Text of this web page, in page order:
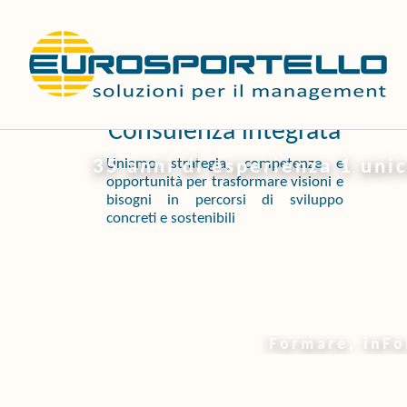
contenuto
Consulenza integrata
Uniamo strategia, competenze e
opportunità per trasformare visioni e
bisogni in percorsi di sviluppo
concreti e sostenibili
35 anni di esperienza 1
Formare,